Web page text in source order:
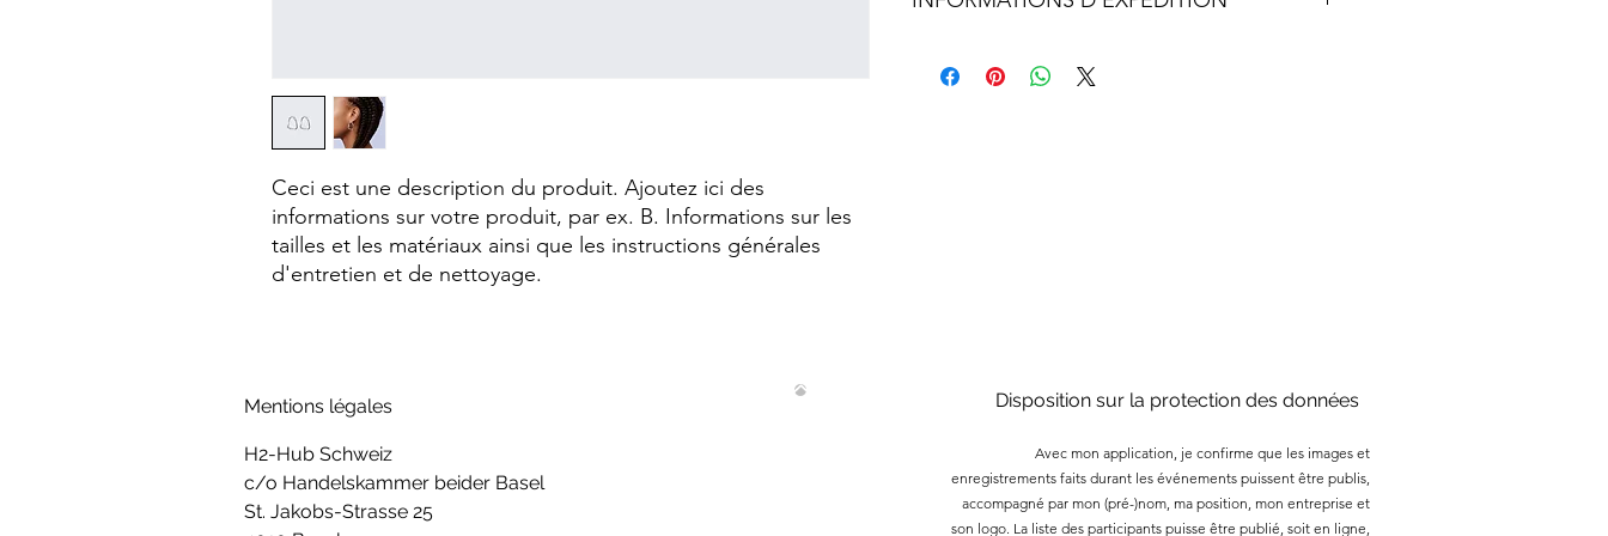
Ceci est une description du produit. Ajoutez ici des
informations sur votre produit, par ex. B. Informations sur les
tailles et les matériaux ainsi que les instructions générales
d'entretien et de nettoyage.
gagner la confiance de vos clients.
clients de vos méthodes d’expédition, de vos frais
Mentions légales
H2-Hub Schweiz
c/o Handelskammer beider Basel
St. Jakobs-Strasse 25
Disposition sur la protection des données
Avec mon application, je confirme que les images et
enregistrements​ faits durant les événements puissent être publis,
accompagné par mon (pré-)nom, ma position, mon entreprise et
son logo.​ La liste des participants puisse être publié, soit en ligne,